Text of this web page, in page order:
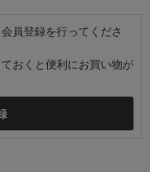
員登録を行ってくださ
おくと便利にお買い物が